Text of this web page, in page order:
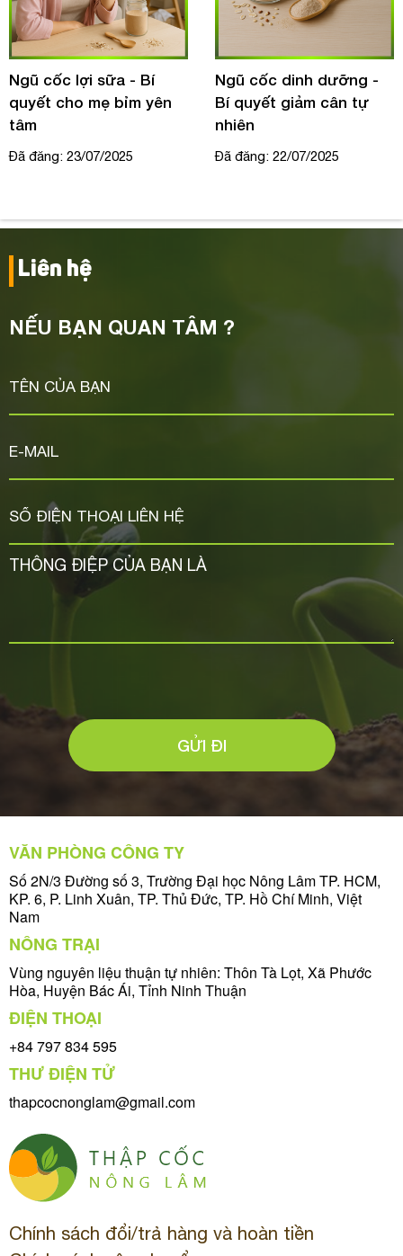
Ngũ cốc lợi sữa - Bí
quyết cho mẹ bỉm yên
tâm
Đã đăng: 23/07/2025
Ngũ cốc dinh dưỡng -
Bí quyết giảm cân tự
nhiên
Đã đăng: 22/07/2025
Liên hệ
NẾU BẠN QUAN TÂM ?
GỬI ĐI
VĂN PHÒNG CÔNG TY
Số 2N/3 Đường số 3, Trường Đại học Nông Lâm TP. HCM,
KP. 6, P. Linh Xuân, TP. Thủ Đức, TP. Hồ Chí Minh, Việt
Nam
NÔNG TRẠI
Vùng nguyên liệu thuận tự nhiên: Thôn Tà Lọt, Xã Phước
Hòa, Huyện Bác Ái, Tỉnh Ninh Thuận
ĐIỆN THOẠI
+84 797 834 595
THƯ ĐIỆN TỬ
thapcocnonglam@gmail.com
Chính sách đổi/trả hàng và hoàn tiền